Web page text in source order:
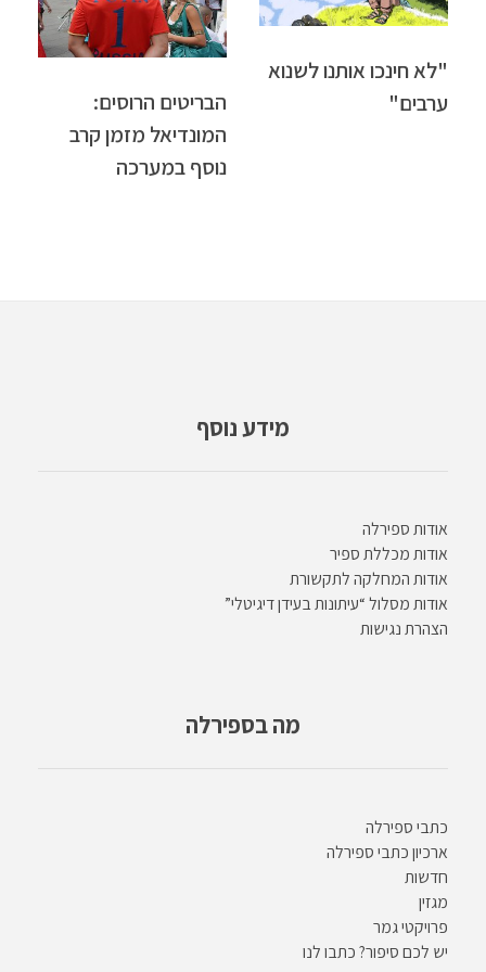
"לא חינכו אותנו לשנוא
ערבים"
הבריטים הרוסים:
המונדיאל מזמן קרב
נוסף במערכה
מידע נוסף
אודות ספירלה
אודות מכללת ספיר
אודות המחלקה לתקשורת
אודות מסלול “עיתונות בעידן דיגיטלי”
הצהרת נגישות
מה בספירלה
כתבי ספירלה
ארכיון כתבי ספירלה
חדשות
מגזין
פרויקטי גמר
יש לכם סיפור? כתבו לנו